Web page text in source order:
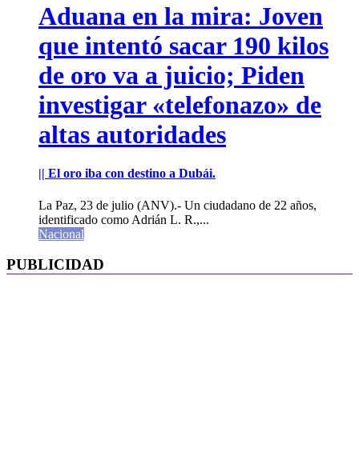
Aduana en la mira: Joven
que intentó sacar 190 kilos
de oro va a juicio; Piden
investigar «telefonazo» de
altas autoridades
|| El oro iba con destino a Dubái.
La Paz, 23 de julio (ANV).- Un ciudadano de 22 años,
identificado como Adrián L. R.,...
Nacional
PUBLICIDAD